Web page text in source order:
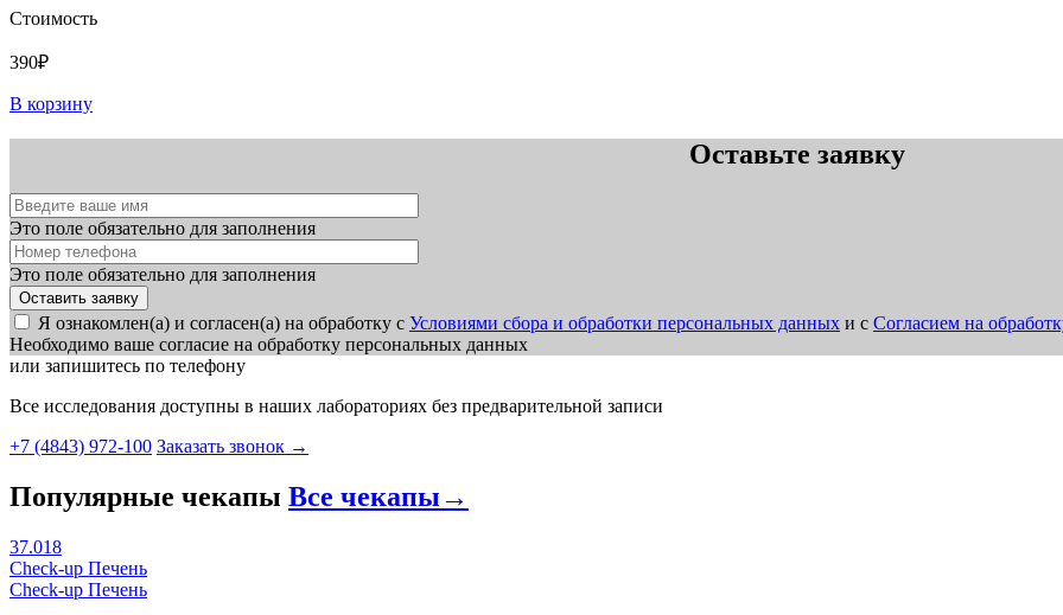
Стоимость
390₽
В корзину
Оставьте заявку
Это поле обязательно для заполнения
Это поле обязательно для заполнения
Я ознакомлен(а) и согласен(а) на обработку с Условиями сбора и обработки персональных данных и с Согласием на
Необходимо ваше согласие на обработку персональных данных
или запишитесь по телефону
Все исследования доступны в наших лабораториях без предварительной записи
+7 (4843) 972-100 Заказать звонок →
Популярные чекапы Все чекапы→
37.018
Check-up Печень
Check-up Печень